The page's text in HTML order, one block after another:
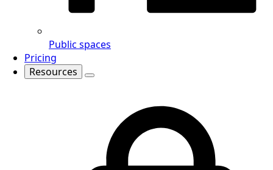
Public spaces
Pricing
Resources